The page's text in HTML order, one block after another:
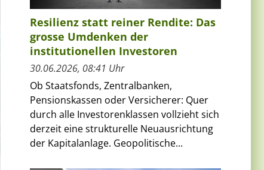
Resilienz statt reiner Rendite: Das
grosse Umdenken der
institutionellen Investoren
30.06.2026, 08:41 Uhr
Ob Staatsfonds, Zentralbanken,
Pensionskassen oder Versicherer: Quer
durch alle Investorenklassen vollzieht sich
derzeit eine strukturelle Neuausrichtung
der Kapitalanlage. Geopolitische...